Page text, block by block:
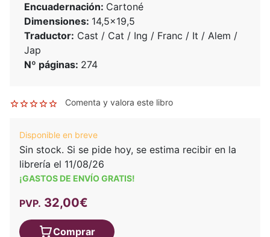
Encuadernación: Cartoné
Dimensiones: 14,5x19,5
Traductor: Cast / Cat / Ing / Franc / It / Alem /
Jap
Nº páginas: 274
Comenta y valora este libro
Disponible en breve
Sin stock. Si se pide hoy, se estima recibir en la
librería el 11/08/26
¡GASTOS DE ENVÍO GRATIS!
PVP. 32,00€
Comprar